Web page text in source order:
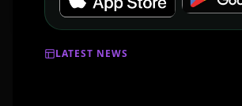
LATEST NEWS